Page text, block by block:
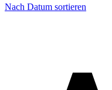
Nach Datum sortieren